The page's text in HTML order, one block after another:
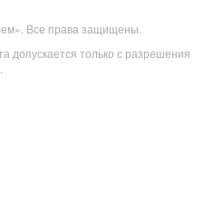
Все права защищены.
допускается только с разрешения